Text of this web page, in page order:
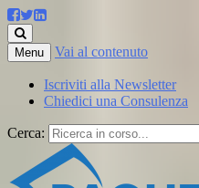
Menu Vai al contenuto
Iscriviti alla Newsletter
Chiedici una Consulenza
Cerca: